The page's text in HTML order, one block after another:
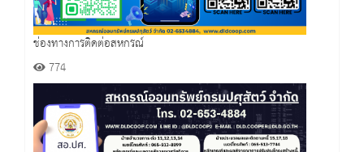
ช่องทางการติดต่อสหกรณ์
774